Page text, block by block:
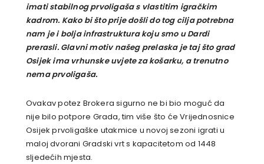
imati stabilnog prvoligaša s vlastitim igračkim
kadrom. Kako bi što prije došli do tog cilja potrebna
nam je i bolja infrastruktura koju smo u Dardi
prerasli. Glavni motiv našeg prelaska je taj što grad
Osijek ima vrhunske uvjete za košarku, a trenutno
nema prvoligaša.
Ovakav potez Brokera sigurno ne bi bio moguć da
nije bilo potpore Grada, tim više što će Vrijednosnice
Osijek prvoligaške utakmice u novoj sezoni igrati u
maloj dvorani Gradski vrt s kapacitetom od 1448
sljedećih mjesta.